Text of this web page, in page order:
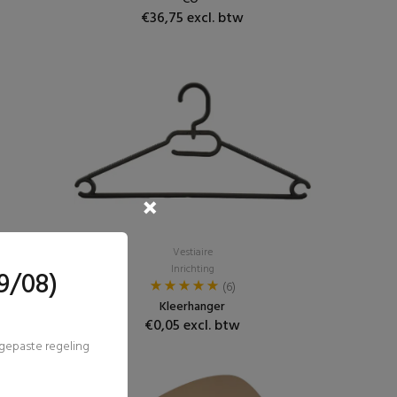
€36,75 excl. btw
Vestiaire
Inrichting
(6)
Kleerhanger
€0,05 excl. btw
08)
regeling